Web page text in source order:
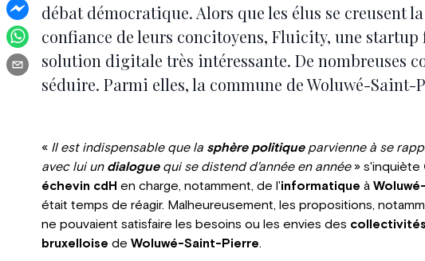
débat démocratique. Alors que les élus se creusent
confiance de leurs concitoyens, Fluicity, une
solution digitale très intéressante. De nombreuses
séduire. Parmi elles, la commune de Woluwé-Saint-
« Il est indispensable que la sphère politiqueparvienne à se
avec lui un dialoguequi se distend d'année en année» s'inquiète
échevin cdH en charge, notamment, de l'informatique à
était temps de réagir. Malheureusement, les propositions,
ne pouvaient satisfaire les besoins ou les envies des collectivités
bruxelloise de Woluwé-Saint-Pierre.